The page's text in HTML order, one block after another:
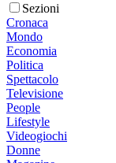
Sezioni
Cronaca
Mondo
Economia
Politica
Spettacolo
Televisione
People
Lifestyle
Videogiochi
Donne